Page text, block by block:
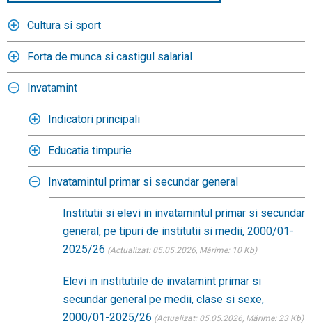
Cultura si sport
Forta de munca si castigul salarial
Invatamint
Indicatori principali
Educatia timpurie
Invatamintul primar si secundar general
Institutii si elevi in invatamintul primar si secundar
general, pe tipuri de institutii si medii, 2000/01-
2025/26 (Actualizat: 05.05.2026, Mărime: 10 Kb)
Elevi in institutiile de invatamint primar si
secundar general pe medii, clase si sexe,
2000/01-2025/26 (Actualizat: 05.05.2026, Mărime: 23 Kb)